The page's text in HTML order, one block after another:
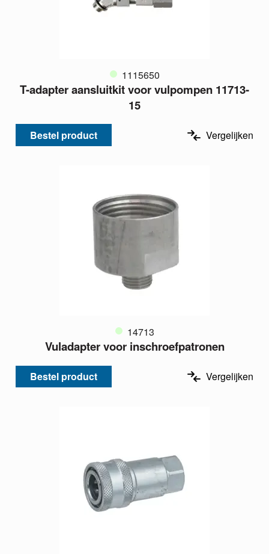
1115650
T-adapter aansluitkit voor vulpompen 11713-
15
Bestel product Vergelijken
14713
Vuladapter voor inschroefpatronen
Bestel product Vergelijken